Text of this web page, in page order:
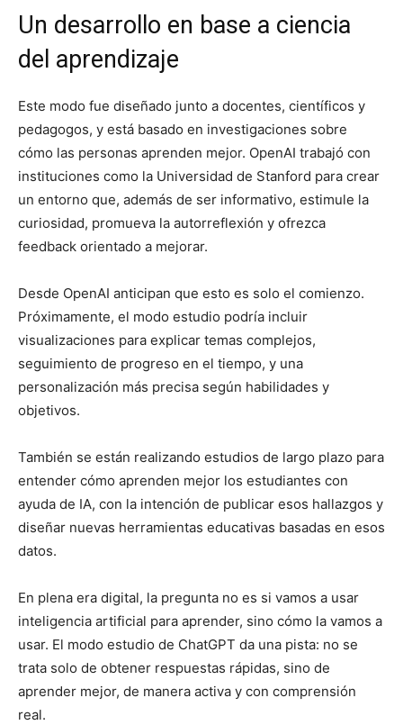
Un desarrollo en base a ciencia
del aprendizaje
Este modo fue diseñado junto a docentes, científicos y
pedagogos, y está basado en investigaciones sobre
cómo las personas aprenden mejor. OpenAI trabajó con
instituciones como la Universidad de Stanford para crear
un entorno que, además de ser informativo, estimule la
curiosidad, promueva la autorreflexión y ofrezca
feedback orientado a mejorar.
Desde OpenAI anticipan que esto es solo el comienzo.
Próximamente, el modo estudio podría incluir
visualizaciones para explicar temas complejos,
seguimiento de progreso en el tiempo, y una
personalización más precisa según habilidades y
objetivos.
También se están realizando estudios de largo plazo para
entender cómo aprenden mejor los estudiantes con
ayuda de IA, con la intención de publicar esos hallazgos y
diseñar nuevas herramientas educativas basadas en esos
datos.
En plena era digital, la pregunta no es si vamos a usar
inteligencia artificial para aprender, sino cómo la vamos a
usar. El modo estudio de ChatGPT da una pista: no se
trata solo de obtener respuestas rápidas, sino de
aprender mejor, de manera activa y con comprensión
real.